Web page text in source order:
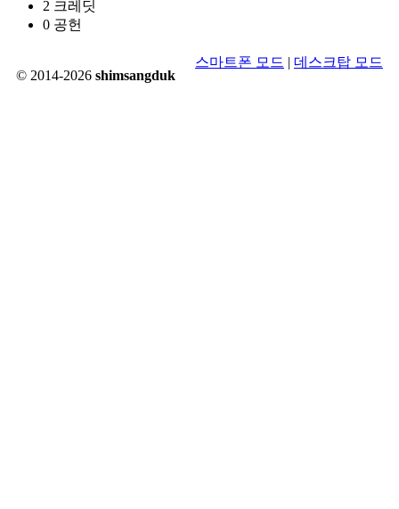
2 크레딧
0 공헌
© 2014-2026 shimsangduk
스마트폰 모드 | 데스크탑 모드